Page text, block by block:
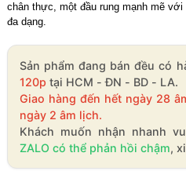
chân thực, một đầu rung mạnh mẽ
đa dạng.
Sản phẩm đang bán đều có
120p tại HCM - ĐN - BD - LA.
Giao hàng đến hết ngày 28
ngày 2 âm lịch.
Khách muốn nhận nhanh
ZALO có thể phản hồi chậm,